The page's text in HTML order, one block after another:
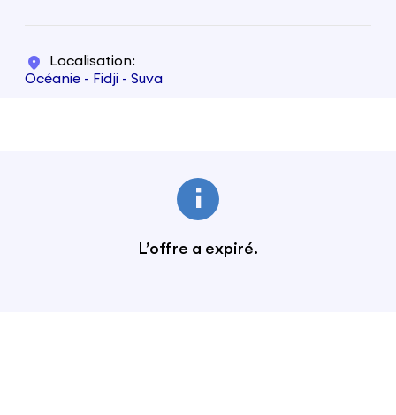
Localisation
Océanie - Fidji - Suva
L’offre a expiré.